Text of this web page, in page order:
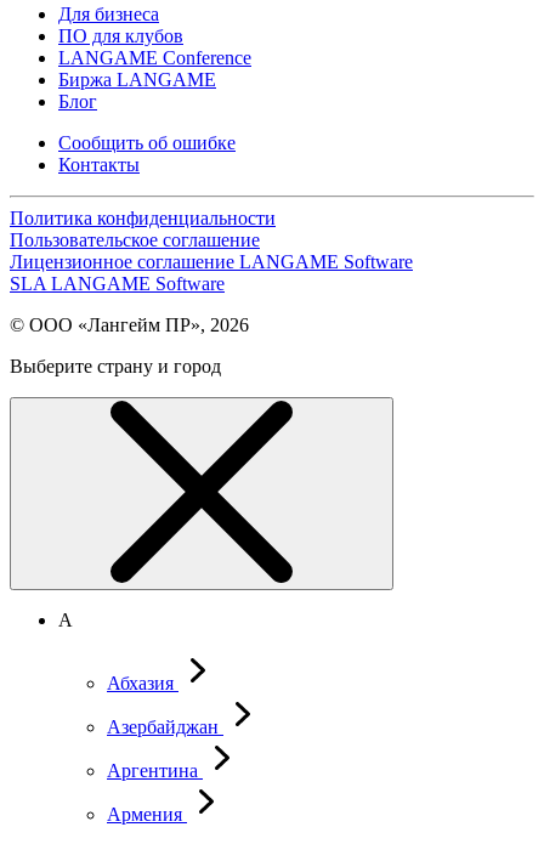
Для бизнеса
ПО для клубов
LANGAME Conference
Биржа LANGAME
Блог
Сообщить об ошибке
Контакты
Политика конфиденциальности
Пользовательское соглашение
Лицензионное соглашение LANGAME Software
SLA LANGAME Software
© ООО «Лангейм ПР», 2026
Выберите страну и город
А
Абхазия
Азербайджан
Аргентина
Армения